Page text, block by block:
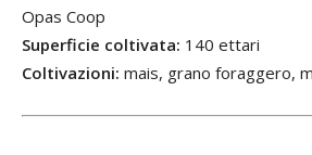
Opas Coop
Superficie coltivata: 140 ettari
Coltivazioni: mais, grano foraggero,